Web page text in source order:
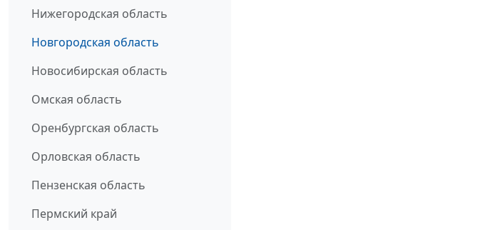
Нижегородская область
Новгородская область
Новосибирская область
Омская область
Оренбургская область
Орловская область
Пензенская область
Пермский край